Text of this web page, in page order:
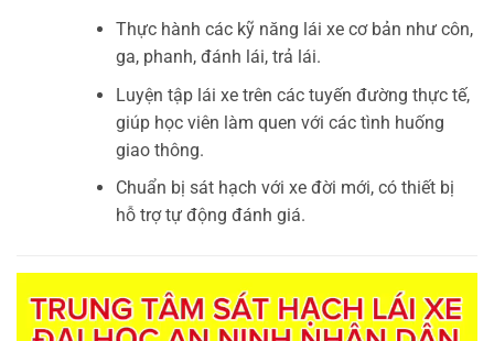
Thực hành các kỹ năng lái xe cơ bản như côn,
ga, phanh, đánh lái, trả lái.
Luyện tập lái xe trên các tuyến đường thực tế,
giúp học viên làm quen với các tình huống
giao thông.
Chuẩn bị sát hạch với xe đời mới, có thiết bị
hỗ trợ tự động đánh giá.